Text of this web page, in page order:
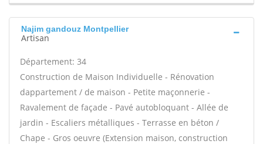
Najim gandouz Montpellier
Artisan
Département: 34
Construction de Maison Individuelle - Rénovation
dappartement / de maison - Petite maçonnerie -
Ravalement de façade - Pavé autobloquant - Allée de
jardin - Escaliers métalliques - Terrasse en béton /
Chape - Gros oeuvre (Extension maison, construction